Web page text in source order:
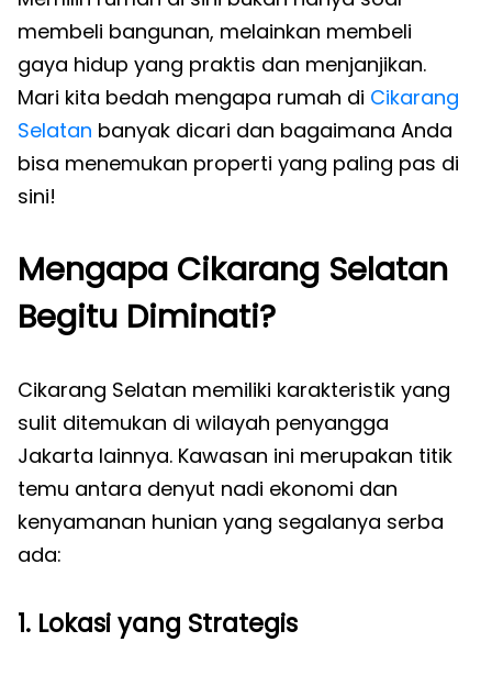
membeli bangunan, melainkan membeli
gaya hidup yang praktis dan menjanjikan.
Mari kita bedah mengapa rumah di Cikarang
Selatan banyak dicari dan bagaimana Anda
bisa menemukan properti yang paling pas di
sini!
Mengapa Cikarang Selatan
Begitu Diminati?
Cikarang Selatan memiliki karakteristik yang
sulit ditemukan di wilayah penyangga
Jakarta lainnya. Kawasan ini merupakan titik
temu antara denyut nadi ekonomi dan
kenyamanan hunian yang segalanya serba
ada:
1. Lokasi yang Strategis